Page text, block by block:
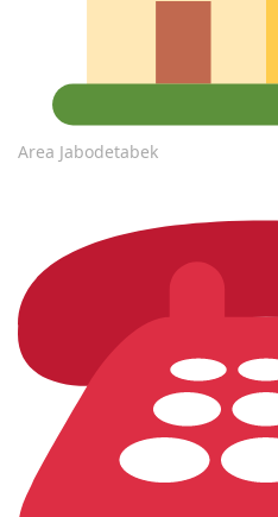
Area Jabodetabek